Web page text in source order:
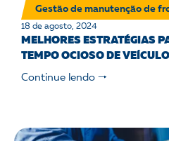
Gestão de manutenção de
18 de agosto, 2024
MELHORES ESTRATÉGIAS
TEMPO OCIOSO DE
Continue lendo 🠒